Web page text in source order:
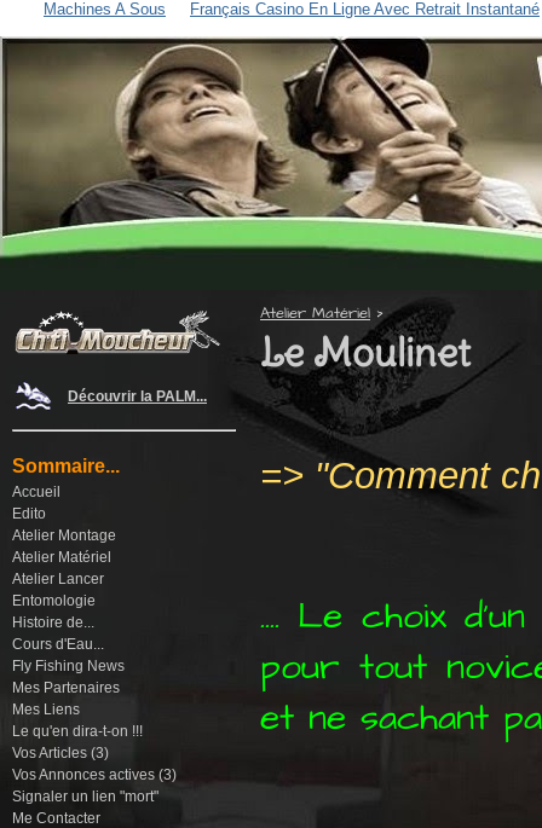
Machines A Sous Français Casino En Ligne Avec Retrait Instantané
Découvrir la PALM...
Sommaire...
Accueil
Edito
Atelier Montage
Atelier Matériel
Atelier Lancer
Entomologie
Histoire de...
Cours d'Eau...
Fly Fishing News
Mes Partenaires
Mes Liens
Le qu'en dira-t-on !!!
Vos Articles (3)
Vos Annonces actives (3)
Signaler un lien "mort"
Me Contacter
Atelier Matériel ‎ > ‎
Le Moulinet
=> "Comment
.... Le choix
pour tout
et ne sachant